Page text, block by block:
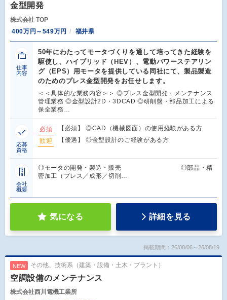
金型開発
株式会社 TOP
400万円～549万円
福井県
仕事
内容
50年にわたってモータづくりを通して培ってきた経験を
駆使し、ハイブリッド（HEV）、電動パワーステアリン
グ（EPS）用モータを提供している同社にて、製品製造
のためのプレス金型開発をお任せします。
＜＜具体的な業務内容＞＞ ◎プレス金型開発・メンテナンス
管理業務 ◎金型設計2D・3DCAD ◎研削盤・部品加工による
保全業務…
応募
資格
必須
【必須】 ◎CAD（機械図面）の使用経験がある方
歓迎
【優遇】 ◎金型設計のご経験がある方
会社
概要
◎モータの開発・製造・販売 ◎部品・精
密加工（プレス／成形／切削…
気になる 詳細を見る
掲載期間：26/08/06～26/08/19
NEW その他、技術系（建築・設備・土木・プラント）
空調設備のメンテナンス
株式会社西川電機工業所